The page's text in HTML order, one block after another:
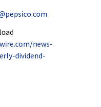
news-
dividend-